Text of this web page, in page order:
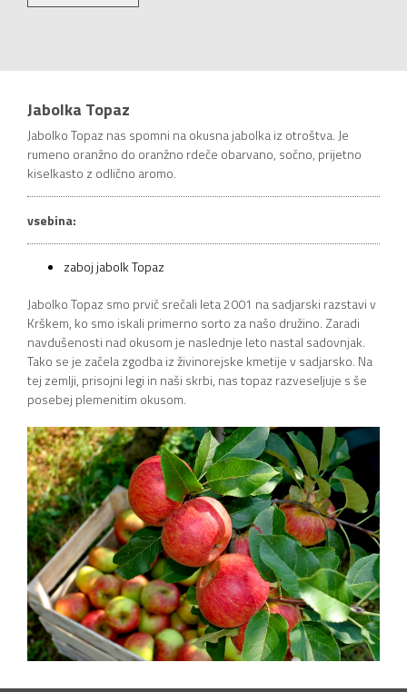
Jabolka Topaz
Jabolko Topaz nas spomni na okusna jabolka iz otroštva. Je
rumeno oranžno do oranžno rdeče obarvano, sočno, prijetno
kiselkasto z odlično aromo.
vsebina:
zaboj jabolk Topaz
Jabolko Topaz smo prvič srečali leta 2001 na sadjarski razstavi v
Krškem, ko smo iskali primerno sorto za našo družino. Zaradi
navdušenosti nad okusom je naslednje leto nastal sadovnjak.
Tako se je začela zgodba iz živinorejske kmetije v sadjarsko. Na
tej zemlji, prisojni legi in naši skrbi, nas topaz razveseljuje s še
posebej plemenitim okusom.